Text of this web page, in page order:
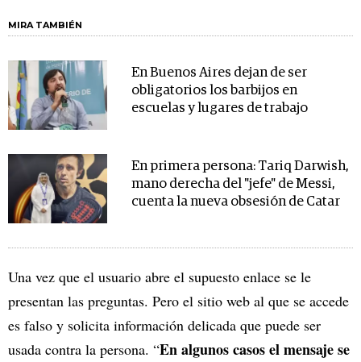
MIRA TAMBIÉN
En Buenos Aires dejan de ser
obligatorios los barbijos en
escuelas y lugares de trabajo
En primera persona: Tariq Darwish,
mano derecha del "jefe" de Messi,
cuenta la nueva obsesión de Catar
Una vez que el usuario abre el supuesto enlace se le
presentan las preguntas. Pero el sitio web al que se accede
es falso y solicita información delicada que puede ser
usada contra la persona. “En algunos casos el mensaje se